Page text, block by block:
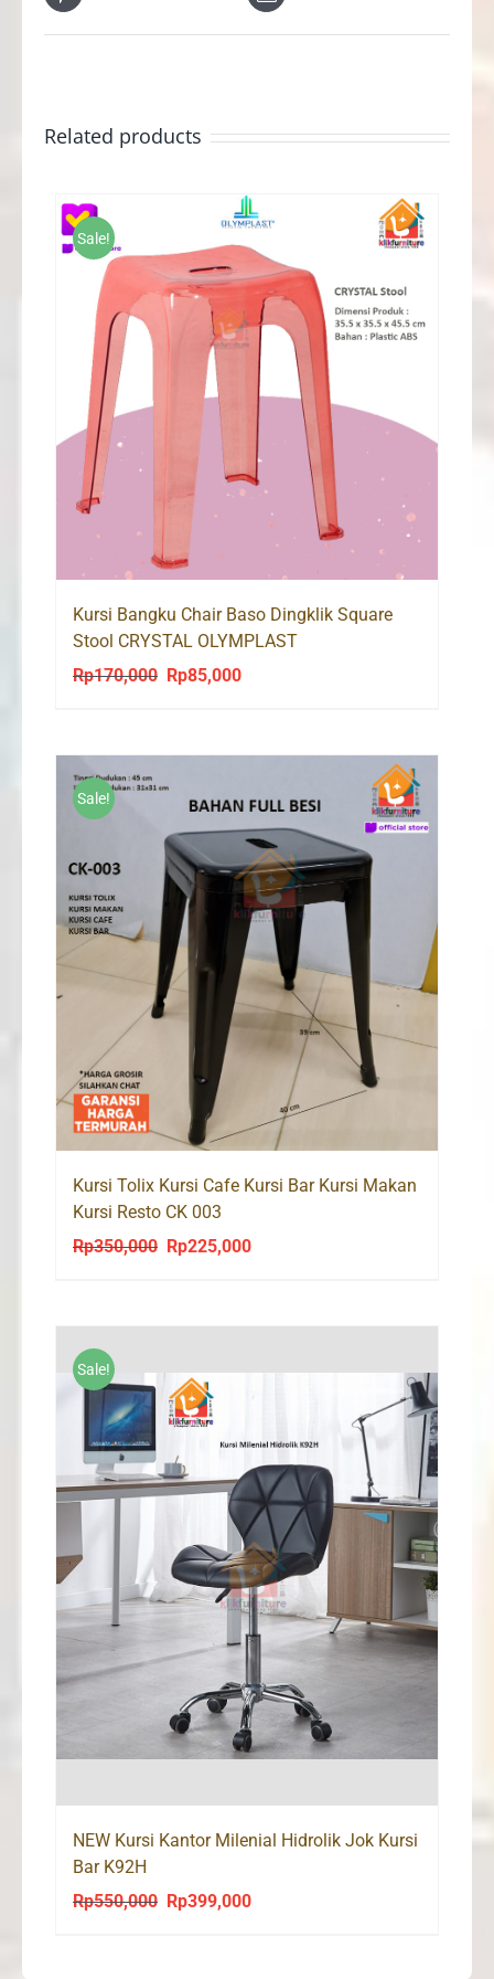
Related products
Sale!
Kursi Bangku Chair Baso Dingklik Square
Stool CRYSTAL OLYMPLAST
Rp170,000
Original
Rp85,000Current
Sale!
Kursi Tolix Kursi Cafe Kursi Bar Kursi Makan
Kursi Resto CK 003
Rp350,000
Original
Rp225,000Current
Sale!
NEW Kursi Kantor Milenial Hidrolik Jok Kursi
Bar K92H
Rp550,000
Original
Rp399,000Current